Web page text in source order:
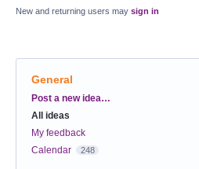
New and returning users may sign in
General
Categories
Post a new idea…
All ideas
My feedback
Calendar
248